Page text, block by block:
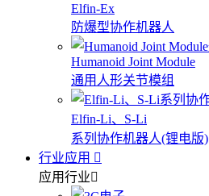
Elfin-Ex
防爆型协作机器人
Humanoid Joint Module
通用人形关节模组
Elfin-Li、S-Li
系列协作机器人(锂电版)
行业应用
应用行业